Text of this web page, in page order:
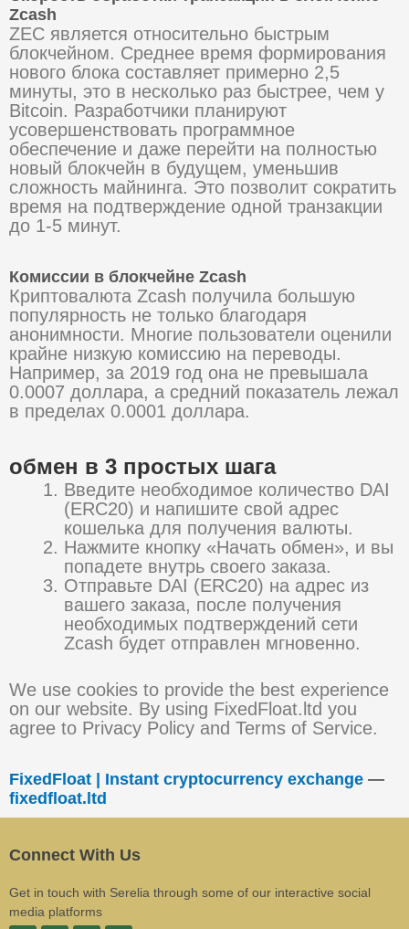
Zcash
ZEC является относительно быстрым
блокчейном. Среднее время формирования
нового блока составляет примерно 2,5
минуты, это в несколько раз быстрее, чем у
Bitcoin. Разработчики планируют
усовершенствовать программное
обеспечение и даже перейти на полностью
новый блокчейн в будущем, уменьшив
сложность майнинга. Это позволит сократить
время на подтверждение одной транзакции
до 1-5 минут.
Комиссии в блокчейне Zcash
Криптовалюта Zcash получила большую
популярность не только благодаря
анонимности. Многие пользователи оценили
крайне низкую комиссию на переводы.
Например, за 2019 год она не превышала
0.0007 доллара, а средний показатель лежал
в пределах 0.0001 доллара.
обмен в 3 простых шага
Введите необходимое количество DAI
(ERC20) и напишите свой адрес
кошелька для получения валюты.
Нажмите кнопку «Начать обмен», и вы
попадете внутрь своего заказа.
Отправьте DAI (ERC20) на адрес из
вашего заказа, после получения
необходимых подтверждений сети
Zcash будет отправлен мгновенно.
We use cookies to provide the best experience
on our website. By using FixedFloat.ltd you
agree to Privacy Policy and Terms of Service.
FixedFloat | Instant cryptocurrency exchange —
fixedfloat.ltd
Connect With Us
Get in touch with Serelia through some of our interactive social
media platforms